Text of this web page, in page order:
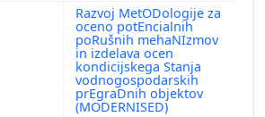
Razvoj MetODologije za
oceno potEncialnih
poRušnih mehaNIzmov
in izdelava ocen
kondicijskega Stanja
vodnogospodarskih
prEgraDnih objektov
(MODERNISED)